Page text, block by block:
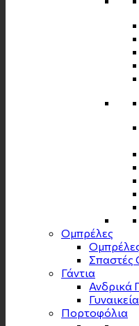
Ομπρέλες
Σπαστές
Γάντια
Ανδρικά
Πορτοφόλια